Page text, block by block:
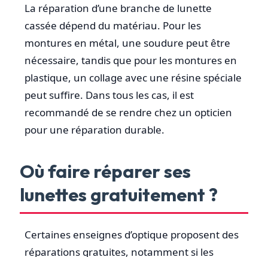
La réparation d’une branche de lunette
cassée dépend du matériau. Pour les
montures en métal, une soudure peut être
nécessaire, tandis que pour les montures en
plastique, un collage avec une résine spéciale
peut suffire. Dans tous les cas, il est
recommandé de se rendre chez un opticien
pour une réparation durable.
Où faire réparer ses
lunettes gratuitement ?
Certaines enseignes d’optique proposent des
réparations gratuites, notamment si les